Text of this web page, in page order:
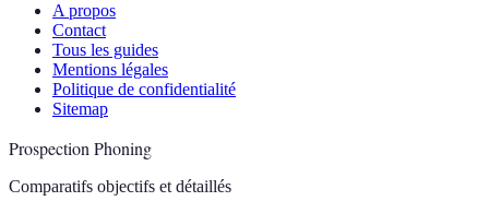
A propos
Contact
Tous les guides
Mentions légales
Politique de confidentialité
Sitemap
Prospection Phoning
Comparatifs objectifs et détaillés